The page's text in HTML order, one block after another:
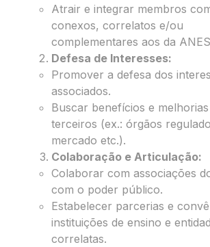
Atrair e integrar membros
conexos, correlatos e/ou
complementares aos da
Defesa de Interesses:
Promover a defesa dos
associados.
Buscar benefícios e
terceiros (ex.: órgãos
mercado etc.).
Colaboração e Articulação:
Colaborar com associações
com o poder público.
Estabelecer parcerias e
instituições de ensino e
correlatas.